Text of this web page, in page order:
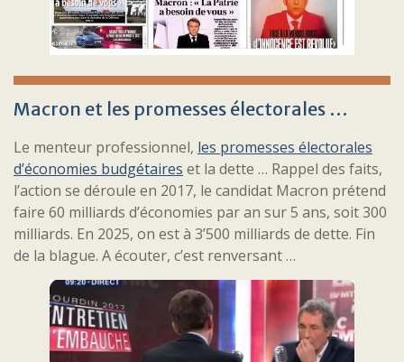
Macron et les promesses électorales …
Le menteur professionnel, les promesses électorales
d’économies budgétaires et la dette … Rappel des faits,
l’action se déroule en 2017, le candidat Macron prétend
faire 60 milliards d’économies par an sur 5 ans, soit 300
milliards. En 2025, on est à 3’500 milliards de dette. Fin
de la blague. A écouter, c’est renversant …